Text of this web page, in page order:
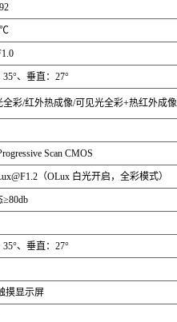
、垂直：27°
全彩/红外热成像/可见光全彩+热红外成像
Scan CMOS
（OLux 白光开启，全彩模式）
≥80db
、垂直：27°
摸显示屏